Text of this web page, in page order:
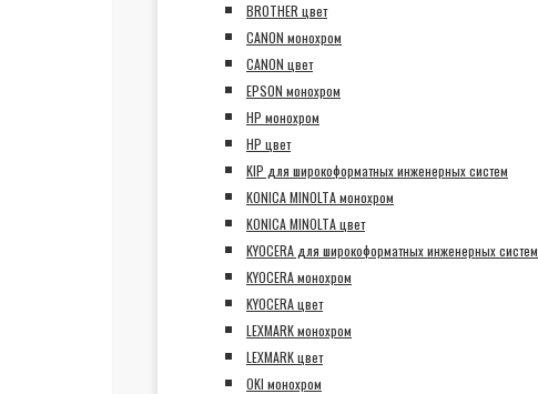
BROTHER цвет
CANON монохром
CANON цвет
EPSON монохром
HP монохром
HP цвет
KIP для широкоформатных инженерных систем
KONICA MINOLTA монохром
KONICA MINOLTA цвет
KYOCERA для широкоформатных инженерных систем
KYOCERA монохром
KYOCERA цвет
LEXMARK монохром
LEXMARK цвет
OKI монохром